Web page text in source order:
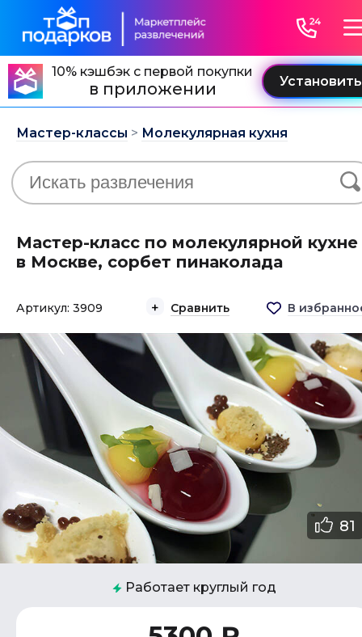
10% кэшбэк с первой покупки
в приложении
Мастер-классы > Молекулярная кухня
Мастер-класс по молекулярной кухне
в Москве, сорбет пинаколада
Артикул: 3909 Сравнить В
81
Работает круглый год